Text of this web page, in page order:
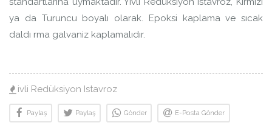
ya da Turuncu boyalı olarak. Epoksi kaplama ve sıcak
daldı rma galvaniz kaplamalıdır.
ivli Redüksiyon Istavroz
Paylaş Paylaş Gönder E-Posta Gönder